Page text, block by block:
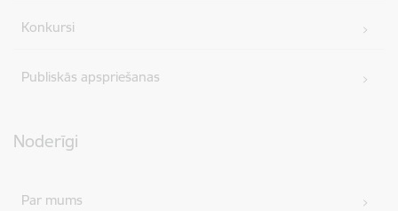
Konkursi
Publiskās apspriešanas
Noderīgi
Par mums